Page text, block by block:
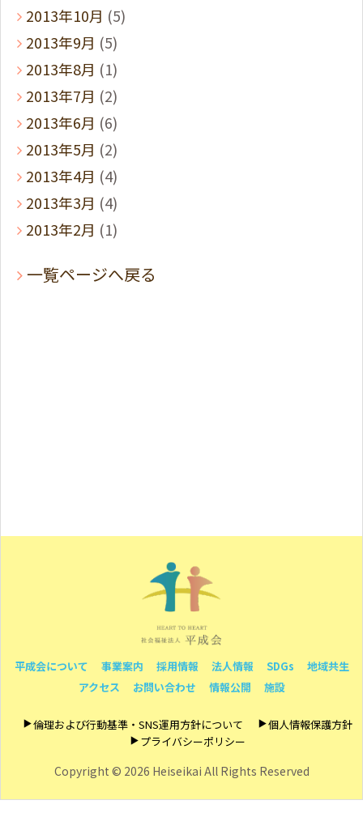
2013年10月 (5)
2013年9月 (5)
2013年8月 (1)
2013年7月 (2)
2013年6月 (6)
2013年5月 (2)
2013年4月 (4)
2013年3月 (4)
2013年2月 (1)
一覧ページへ戻る
平成会について 事業案内 採用情報 法人情報 SDGs
地域共生
アクセス
お問い合わせ 情報公開 施設
倫理および行動基準・SNS運用方針について
個人情報保護方針
プライバシーポリシー
Copyright © 2026 Heiseikai All Rights Reserved